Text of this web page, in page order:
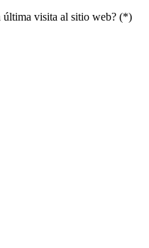
última visita al sitio web? (*)